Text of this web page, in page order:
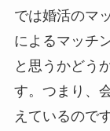
では婚活のマ
によるマッチ
と思うかどう
す。つまり、
えているのです